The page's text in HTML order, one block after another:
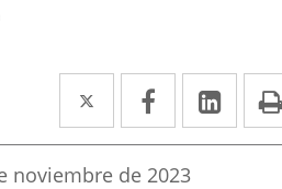
Twitter
Enlace
a
una
Facebook
Enlace
a
una
a
noviembre de 2023